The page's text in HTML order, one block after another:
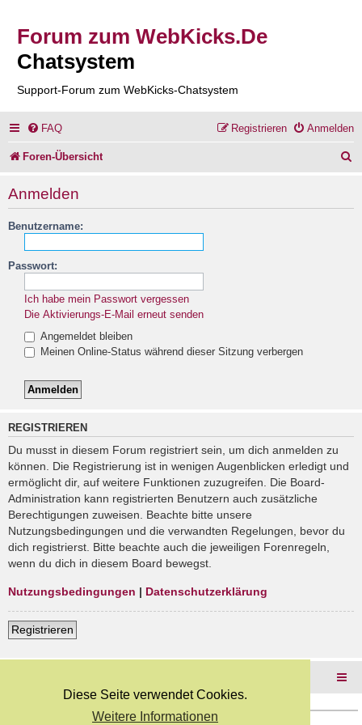
Diese Seite verwendet Cookies.
Weitere Informationen
Forum zum WebKicks.De
Chatsystem
Support-Forum zum WebKicks-Chatsystem
FAQ Anmelden
Registrieren
Foren-Übersicht
Anmelden
Benutzername:
Passwort:
Ich habe mein Passwort vergessen
Die Aktivierungs-E-Mail erneut senden
Angemeldet bleiben
Meinen Online-Status während dieser Sitzung verbergen
REGISTRIEREN
Du musst in diesem Forum registriert sein, um dich anmelden zu
können. Die Registrierung ist in wenigen Augenblicken erledigt und
ermöglicht dir, auf weitere Funktionen zuzugreifen. Die Board-
Administration kann registrierten Benutzern auch zusätzliche
Berechtigungen zuweisen. Beachte bitte unsere
Nutzungsbedingungen und die verwandten Regelungen, bevor du
dich registrierst. Bitte beachte auch die jeweiligen Forenregeln,
wenn du dich in diesem Board bewegst.
Nutzungsbedingungen | Datenschutzerklärung
Registrieren